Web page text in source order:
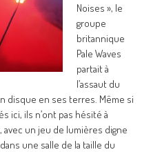
Noises », le
groupe
britannique
Pale Waves
partait à
l’assaut du
disque en ses terres. Même si
ici, ils n’ont pas hésité à
un jeu de lumières digne
une salle de la taille du